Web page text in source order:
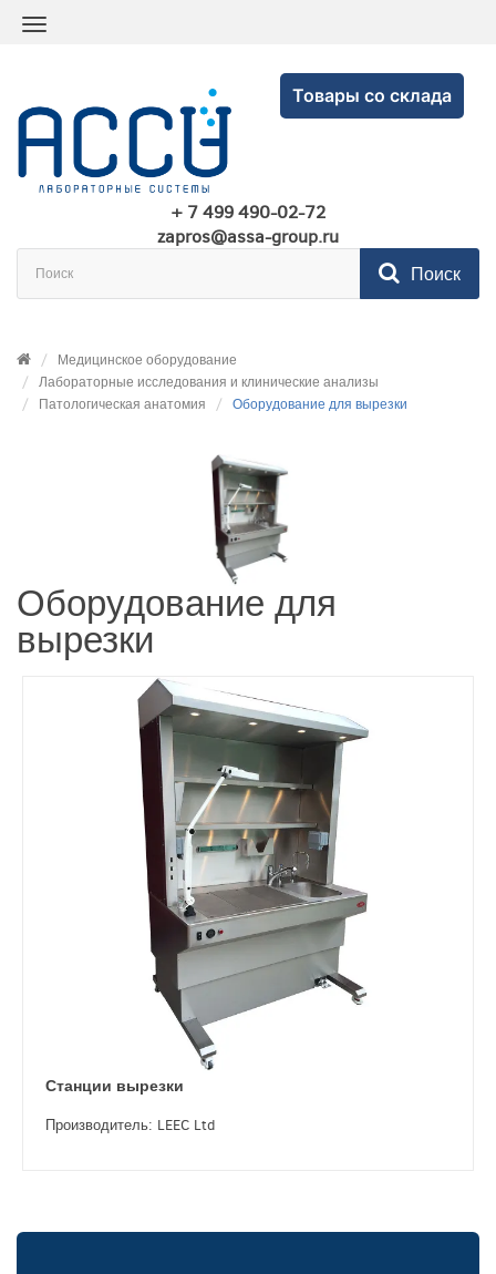
Товары со склада
+ 7 499 490-02-72
zapros@assa-group.ru
Поиск
Медицинское оборудование
Лабораторные исследования и клинические анализы
Патологическая анатомия
Оборудование для вырезки
Оборудование для
вырезки
Станции вырезки
Производитель: LEEC Ltd